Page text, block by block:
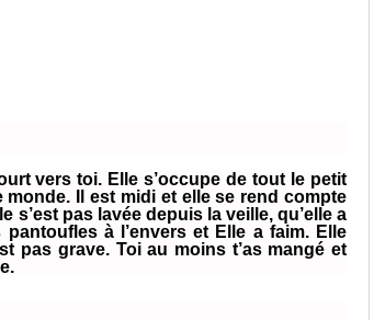
vers toi. Elle s’occupe de tout le petit
Il est midi et elle se rend compte
s’est pas lavée depuis la veille, qu’elle a
à l’envers et Elle a faim. Elle
pas grave. Toi au moins t’as mangé et